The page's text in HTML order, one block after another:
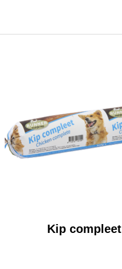
Kip compleet